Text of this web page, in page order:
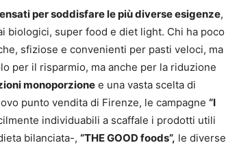
per soddisfare le più diverse esigenze,
biologici, super food e diet light. Chi ha poco
sfiziose e convenienti per pasti veloci, ma
per il risparmio, ma anche per la riduzione
monoporzione e una vasta scelta di
punto vendita di Firenze, le campagne “I
individuabili a scaffale i prodotti utili
bilanciata-, “THE GOOD foods”, le diverse